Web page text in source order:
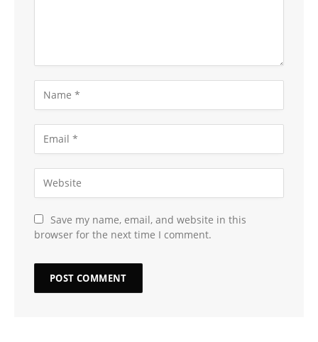
Save my name, email, and website in this
browser for the next time I comment.